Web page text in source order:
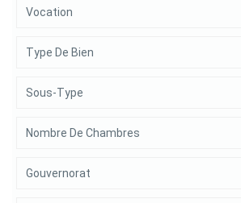
Vocation
Type De Bien
Sous-Type
Nombre De Chambres
Gouvernorat